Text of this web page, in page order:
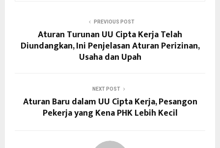
PREVIOUS POST
Aturan Turunan UU Cipta Kerja Telah
Diundangkan, Ini Penjelasan Aturan Perizinan,
Usaha dan Upah
NEXT POST
Aturan Baru dalam UU Cipta Kerja, Pesangon
Pekerja yang Kena PHK Lebih Kecil